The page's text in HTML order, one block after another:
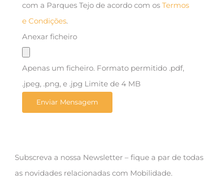
com a Parques Tejo de acordo com os Termos
e Condições.
Anexar ficheiro
Apenas um ficheiro. Formato permitido .pdf,
.jpeg, .png, e .jpg Limite de 4 MB
Subscreva a nossa Newsletter – fique a par de todas
as novidades relacionadas com Mobilidade.